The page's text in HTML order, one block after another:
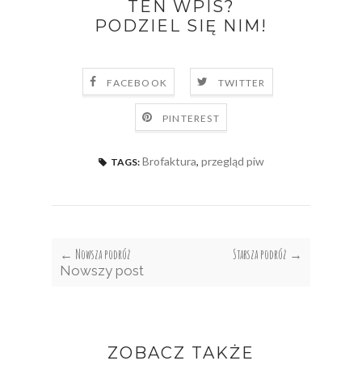
TEN WPIS?
PODZIEL SIĘ NIM!
FACEBOOK TWITTER
PINTEREST
TAGS: Brofaktura, przegląd piw
← Nowsza podróż
Nowszy post
Starsza podróż →
ZOBACZ TAKŻE